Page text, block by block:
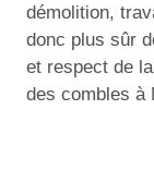
démolition,
donc plus sûr
et respect de
des combles à